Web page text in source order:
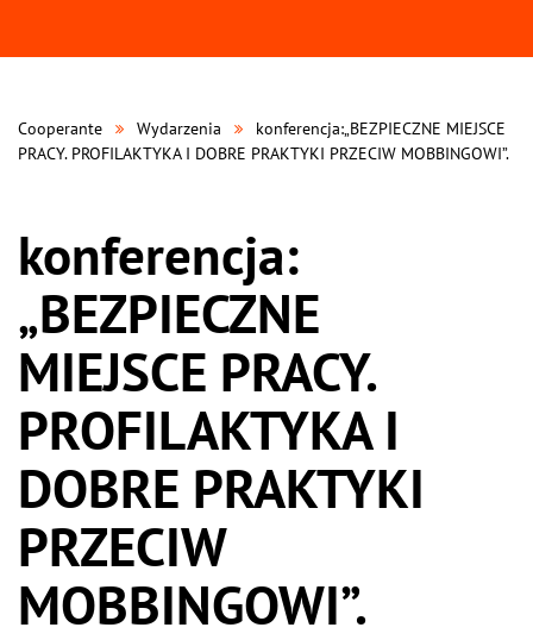
Cooperante Wydarzenia
konferencja:„BEZPIECZNE MIEJSCE
PRACY. PROFILAKTYKA I DOBRE PRAKTYKI PRZECIW MOBBINGOWI”.
konferencja:
„BEZPIECZNE
MIEJSCE PRACY.
PROFILAKTYKA I
DOBRE PRAKTYKI
PRZECIW
MOBBINGOWI”.